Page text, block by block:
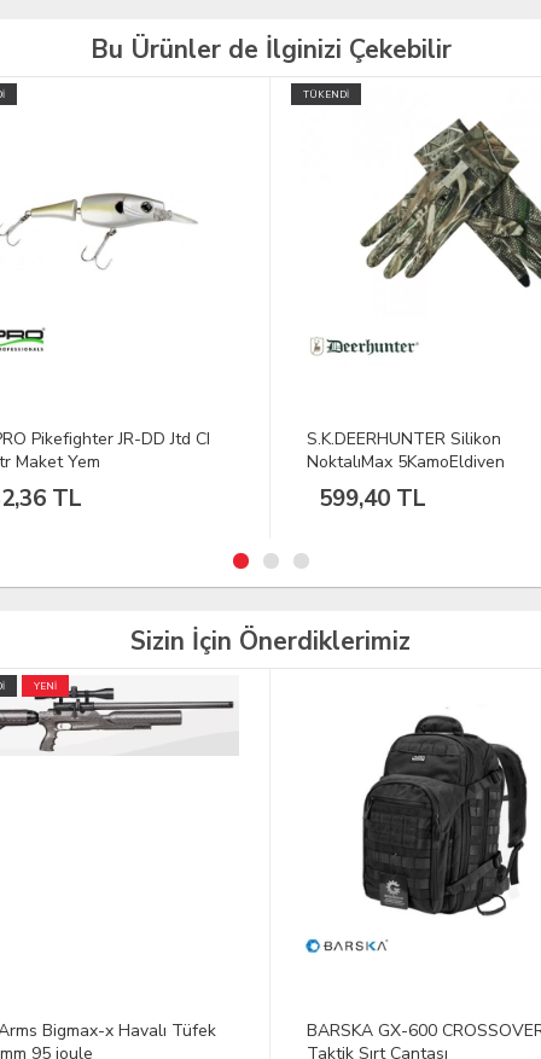
Bu Ürünler de İlginizi Çekebilir
Silikon
5KamoEldiven
TL
TÜKENDİ
S.K.DEERHUNTER Marshall
Kareli UzunKolGömlek
1.635,83 TL
Sizin İçin Önerdiklerimiz
GX-600 CROSSOVER
Sırt Çantası
SOG F03T-N Fusion Jungle
Primitive Pala